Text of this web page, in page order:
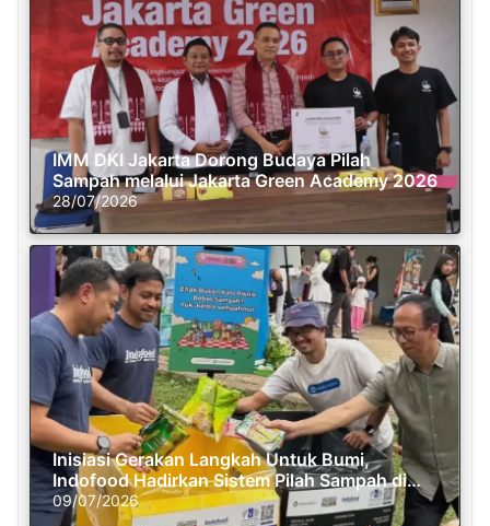
IMM DKI Jakarta Dorong Budaya Pilah
Sampah melalui Jakarta Green Academy 2026
28/07/2026
Inisiasi Gerakan Langkah Untuk Bumi,
Indofood Hadirkan Sistem Pilah Sampah di
Semasa Piknik
09/07/2026